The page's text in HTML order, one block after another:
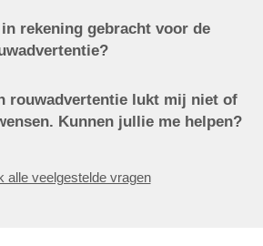
rekening gebracht voor de
rouwadvertentie lukt mij niet of
Kunnen jullie me helpen?
alle veelgestelde vragen